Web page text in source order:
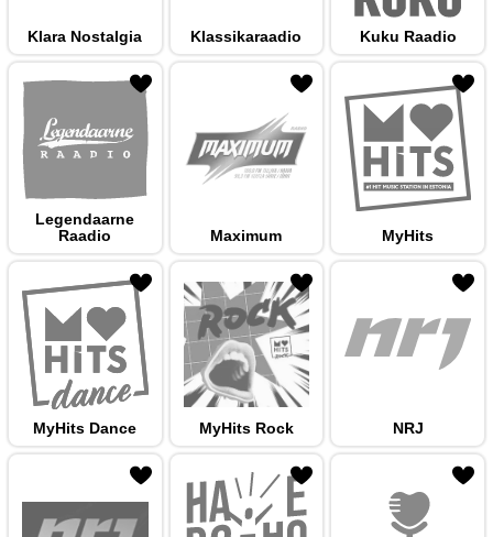
Klara Nostalgia Klassikaraadio Kuku Raadio
Legendaarne
Raadio
Maximum MyHits
MyHits Dance MyHits Rock NRJ